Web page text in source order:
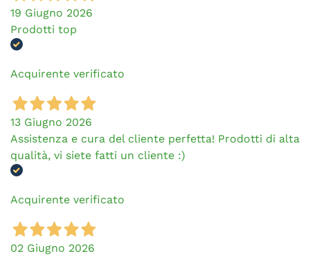
19 Giugno 2026
Prodotti top
Acquirente verificato
13 Giugno 2026
Assistenza e cura del cliente perfetta! Prodotti di alta
qualità, vi siete fatti un cliente :)
Acquirente verificato
02 Giugno 2026